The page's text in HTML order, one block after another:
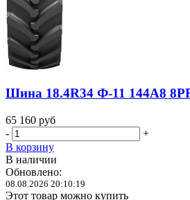
Шина 18.4R34 Ф-11 144A8
65 160 руб
-
+
В корзину
В наличии
Обновлено:
08.08.2026 20:10:19
Этот товар можно купить